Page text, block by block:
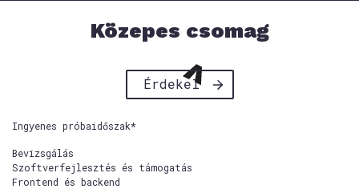
Közepes csomag
Érdekel
Ingyenes próbaidőszak*
Bevizsgálás
Szoftverfejlesztés és támogatás
Frontend és backend